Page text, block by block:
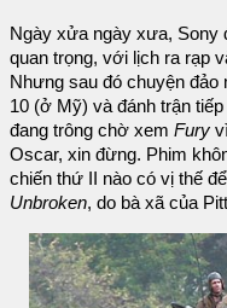
Ngày xửa ngày xưa, Sony
quan trọng, với lịch ra rạp
Nhưng sau đó chuyện
10 (ở Mỹ) và đánh trận
đang trông chờ xem Fury
Oscar, xin đừng. Phim
chiến thứ II nào có vị thế
Unbroken, do bà xã của